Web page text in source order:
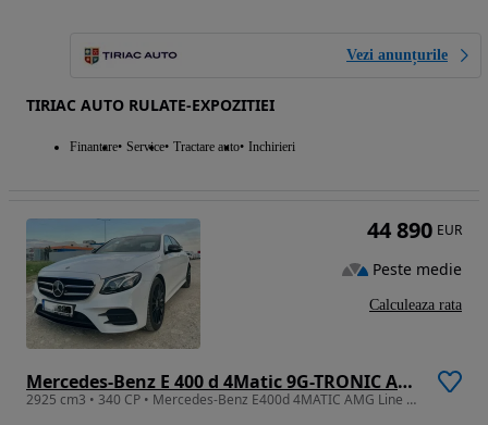
Vezi anunțurile
TIRIAC AUTO RULATE-EXPOZITIEI
Finantare Service Tractare auto Inchirieri
Mercedes-Benz E 400 d 4Matic 9G-TRONIC AMG Line
2925 cm3 • 340 CP • Mercedes-Benz E400d 4MATIC AMG Line | Burmester | Panorama | Distronic
44 890 EUR
Peste medie
Calculeaza rata